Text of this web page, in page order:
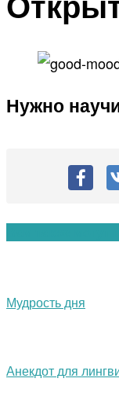
Нужно
Мудрость дня
Анекдот для